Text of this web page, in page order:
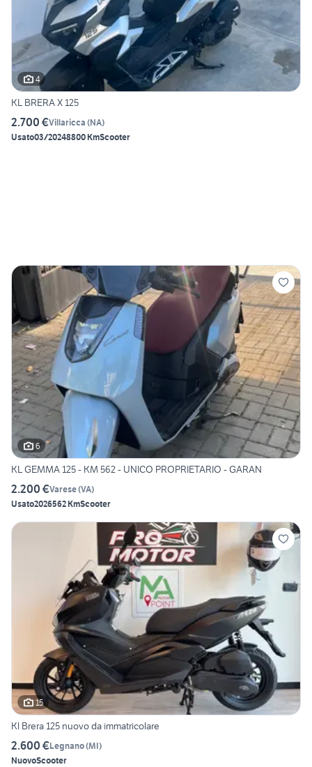
4
KL BRERA X 125
2.700 €Villaricca (NA)
Usato03/20248800 KmScooter
6
KL GEMMA 125 - KM 562 - UNICO PROPRIETARIO - GARAN
2.200 €Varese(VA)
Usato2026562 KmScooter
15
Kl Brera 125 nuovo da immatricolare
2.600 €Legnano(MI)
NuovoScooter